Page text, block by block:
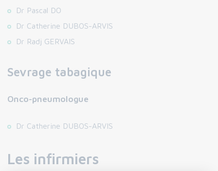
Dr Pascal DO
Dr Catherine DUBOS-ARVIS
Dr Radj GERVAIS
Sevrage tabagique
Onco-pneumologue
Dr Catherine DUBOS-ARVIS
Les infirmiers